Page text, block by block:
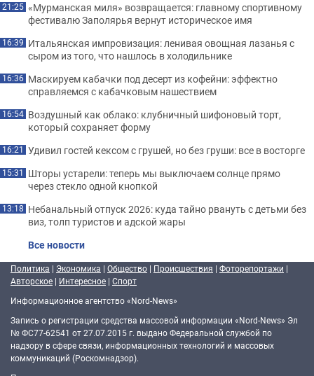
21:25 «Мурманская миля» возвращается: главному спортивному
фестивалю Заполярья вернут историческое имя
16:39 Итальянская импровизация: ленивая овощная лазанья с
сыром из того, что нашлось в холодильнике
16:36 Маскируем кабачки под десерт из кофейни: эффектно
справляемся с кабачковым нашествием
16:54 Воздушный как облако: клубничный шифоновый торт,
который сохраняет форму
16:21 Удивил гостей кексом с грушей, но без груши: все в восторге
15:31 Шторы устарели: теперь мы выключаем солнце прямо
через стекло одной кнопкой
13:18 Небанальный отпуск 2026: куда тайно рвануть с детьми без
виз, толп туристов и адской жары
Все новости
Политика | Экономика | Общество | Происшествия | Фоторепортажи |
Авторское | Интересное | Спорт
Информационное агентство «Nord-News»
Запись о регистрации средства массовой информации «Nord-News» Эл
№ ФС77-62541 от 27.07.2015 г. выдано Федеральной службой по
надзору в сфере связи, информационных технологий и массовых
коммуникаций (Роскомнадзор).